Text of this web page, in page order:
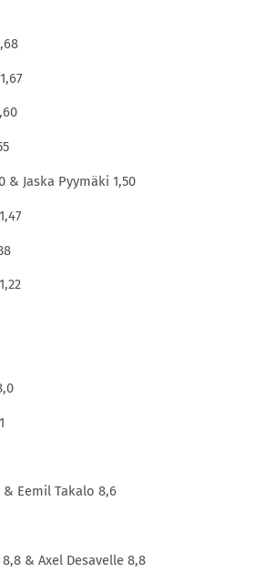
& Jaska Pyymäki 1,50
Eemil Takalo 8,6
& Axel Desavelle 8,8